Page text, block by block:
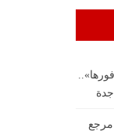
مرجع